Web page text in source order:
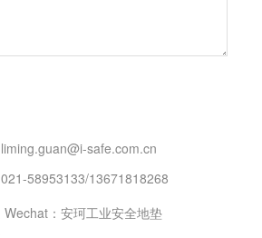
liming.guan@i-safe.com.cn
021-58953133/13671818268
Wechat：安珂工业安全地垫